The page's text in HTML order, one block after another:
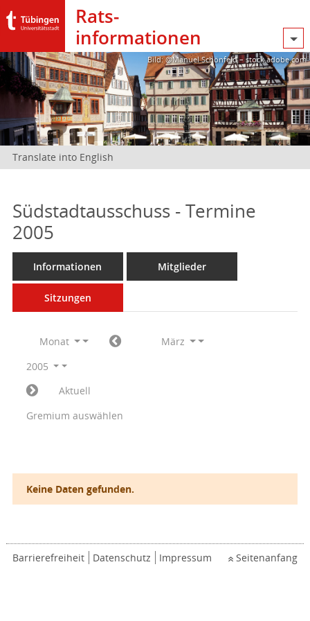
Rats­
informationen
Bild: @Manuel Schönfeld – stock.adobe.com
Translate into English
Südstadtausschuss - Termine
2005
Informationen Mitglieder
Sitzungen
Monat
März
2005
Aktuell
Gremium auswählen
Keine Daten gefunden.
Barrierefreiheit Datenschutz Impressum Seitenanfang